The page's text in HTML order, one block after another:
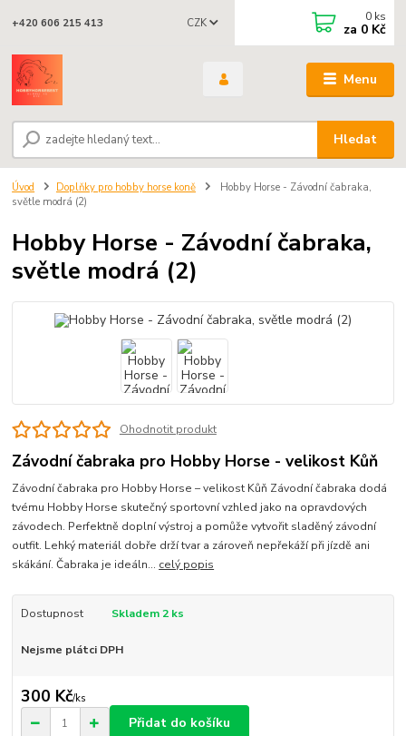
Menu
CZK
Hledat
+420 606 215 413 0 ks
za 0 Kč
Úvod Doplňky pro hobby horse koně
Hobby Horse - Závodní čabraka,
světle modrá (2)
Hobby Horse - Závodní čabraka,
světle modrá (2)
Ohodnotit produkt
Závodní čabraka pro Hobby Horse - velikost Kůň
Závodní čabraka pro Hobby Horse – velikost Kůň Závodní čabraka dodá
tvému Hobby Horse skutečný sportovní vzhled jako na opravdových
závodech. Perfektně doplní výstroj a pomůže vytvořit sladěný závodní
outfit. Lehký materiál dobře drží tvar a zároveň nepřekáží při jízdě ani
skákání. Čabraka je ideáln... celý popis
Dostupnost Skladem 2 ks
Nejsme plátci DPH
300 Kč/ks
Přidat do košíku